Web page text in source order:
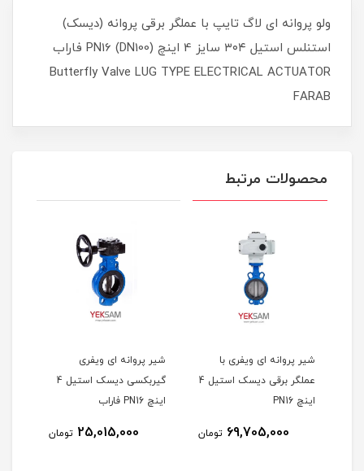
ولو پروانه ای لاگ تایپ با عملگر برقی پروانه (دیسک)
استنلس استیل ۳۰۴ سایز 4 اینچ (DN100) PN16 فاراب
Butterfly Valve LUG TYPE ELECTRICAL ACTUATOR
FARAB
محصولات مرتبط
شیر پروانه ای ویفری با
عملگر برقی دیسک استیل 4
اینچ PN16
69,705,000 تومان
شیر پروانه ای ویفری
گیربکسی دیسک استیل 4
اینچ PN16 فاراب
25,015,000 تومان